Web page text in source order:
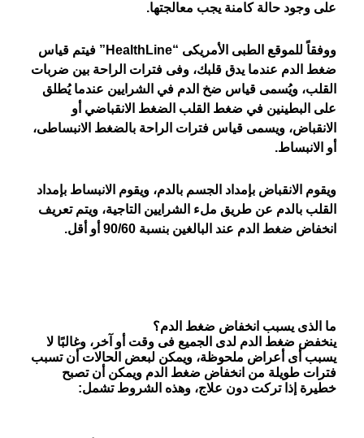
على وجود حالة كامنة يجب معالجتها.
ووفقاً للموقع الطبى الأمريكى “HealthLine” فيتم قياس
ضغط الدم عندما يدق قلبك، وفى فترات الراحة بين ضربات
القلب، ويُسمى قياس ضخ الدم في الشرايين عندما يُطلق
على البطينين في ضغط القلب الضغط الانقباضي أو
الانقباض، ويسمى قياس فترات الراحة بالضغط الانبساطى،
أو الانبساط.
ويقوم الانقباض بإمداد الجسم بالدم، ويقوم الانبساط بإمداد
القلب بالدم عن طريق ملء الشرايين التاجية، ويتم تعريف
انخفاض ضغط الدم عند البالغين بنسبة 90/60 أو أقل.
ما الذى يسبب انخفاض ضغط الدم؟
ينخفض ​​ضغط الدم لدى الجميع فى وقت أو آخر، وغالبًا لا
يسبب أى أعراض ملحوظة، ويمكن لبعض الحالات أن تسبب
فترات طويلة من انخفاض ضغط الدم ويمكن أن تصبح
خطيرة إذا تركت دون علاج، وهذه الشروط تشمل: